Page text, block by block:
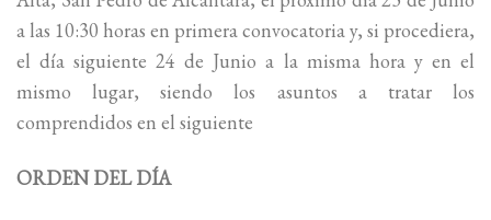
a las 10:30 horas en primera convocatoria y, si procediera,
el día siguiente 24 de Junio a la misma hora y en el
mismo lugar, siendo los asuntos a tratar los
comprendidos en el siguiente
ORDEN DEL DÍA